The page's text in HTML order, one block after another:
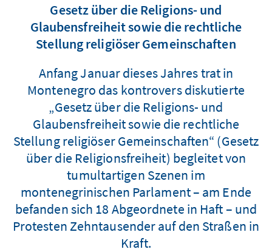
Gesetz über die Religions- und
Glaubensfreiheit sowie die rechtliche
Stellung religiöser Gemeinschaften
Anfang Januar dieses Jahres trat in
Montenegro das kontrovers diskutierte
„Gesetz über die Religions- und
Glaubensfreiheit sowie die rechtliche
Stellung religiöser Gemeinschaften“ (Gesetz
über die Religionsfreiheit) begleitet von
tumultartigen Szenen im
montenegrinischen Parlament – am Ende
befanden sich 18 Abgeordnete in Haft – und
Protesten Zehntausender auf den Straßen in
Kraft.